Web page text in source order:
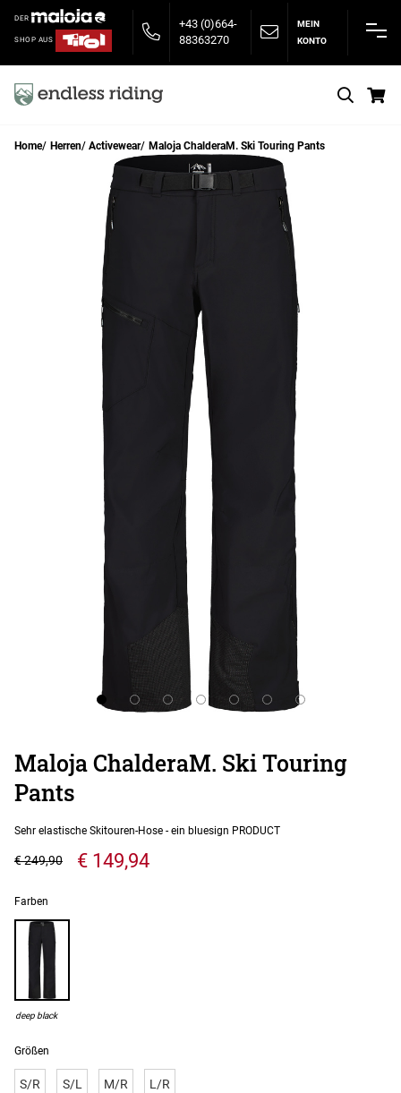
DER
SHOP AUS
+43 (0)664-
88363270
MEIN
KONTO
Home Herren Activewear Maloja ChalderaM. Ski Touring Pants
Maloja ChalderaM. Ski Touring
Pants
Sehr elastische Skitouren-Hose - ein bluesign PRODUCT
€ 149,94
€ 249,90
Größen
S/R S/L M/R L/R
Farben
deep black